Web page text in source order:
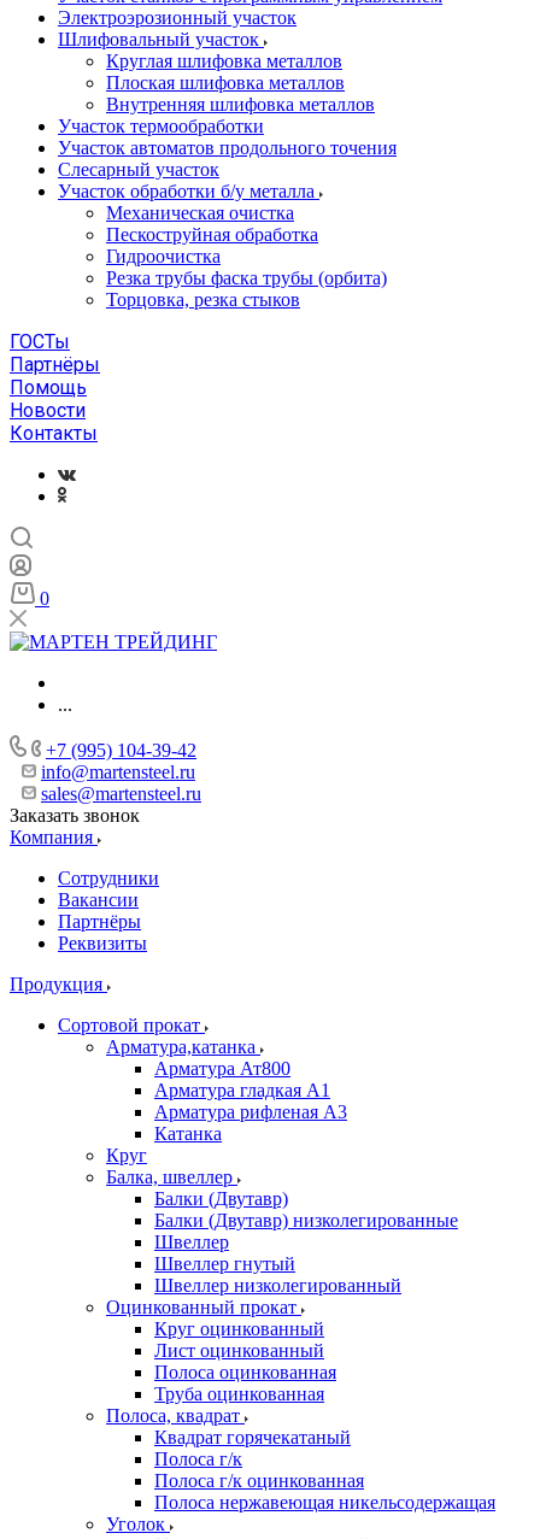
Электроэрозионный участок
Шлифовальный участок
Круглая шлифовка металлов
Плоская шлифовка металлов
Внутренняя шлифовка металлов
Участок термообработки
Участок автоматов продольного точения
Слесарный участок
Участок обработки б/у металла
Механическая очистка
Пескоструйная обработка
Гидроочистка
Резка трубы фаска трубы (орбита)
Торцовка, резка стыков
ГОСТы
Партнёры
Помощь
Новости
Контакты
0
...
+7 (995) 104-39-42
info@martensteel.ru
sales@martensteel.ru
Заказать звонок
Компания
Сотрудники
Вакансии
Партнёры
Реквизиты
Продукция
Сортовой прокат
Арматура,катанка
Арматура Ат800
Арматура гладкая А1
Арматура рифленая А3
Катанка
Круг
Балка, швеллер
Балки (Двутавр)
Балки (Двутавр) низколегированные
Швеллер
Швеллер гнутый
Швеллер низколегированный
Оцинкованный прокат
Круг оцинкованный
Лист оцинкованный
Полоса оцинкованная
Труба оцинкованная
Полоса, квадрат
Квадрат горячекатаный
Полоса г/к
Полоса г/к оцинкованная
Полоса нержавеющая никельсодержащая
Уголок